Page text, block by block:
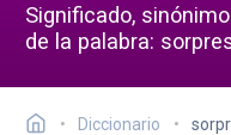
Significado,
de la palabra:
Diccionario